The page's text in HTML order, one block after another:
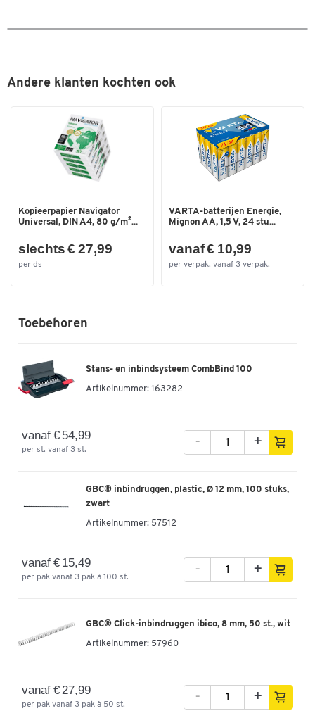
Andere klanten kochten ook
Kopieerpapier Navigator
Universal, DIN A4, 80 g/m²...
slechts € 27,99
per ds
VARTA-batterijen Energie,
Mignon AA, 1,5 V, 24 stu...
vanaf € 10,99
per verpak. vanaf 3 verpak.
Toebehoren
Stans- en inbindsysteem CombBind 100
Artikelnummer: 163282
vanaf € 54,99
per st. vanaf 3 st.
- +
GBC® inbindruggen, plastic, Ø 12 mm, 100 stuks,
zwart
Artikelnummer: 57512
vanaf € 15,49
per pak vanaf 3 pak à 100 st.
- +
GBC® Click-inbindruggen ibico, 8 mm, 50 st., wit
Artikelnummer: 57960
vanaf € 27,99
per pak vanaf 3 pak à 50 st.
- +